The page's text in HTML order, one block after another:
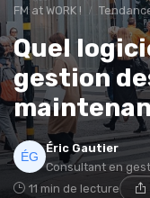
FM at WORK !
Quel
gestion
Éric Gautier
Consultant en
11 min de lecture